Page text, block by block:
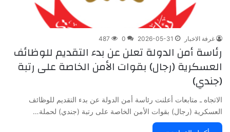
غرفة الاخبار 2026-05-31
0
487
رئاسة أمن الدولة تعلن عن بدء التقديم للوظائف
العسكرية (رجال) بقوات الأمن الخاصة على رتبة
(جندي)
الاتجاه ـ متابعات أعلنت رئاسة أمن الدولة عن بدء التقديم للوظائف
العسكرية (رجال) بقوات الأمن الخاصة على رتبة (جندي) لحملة…